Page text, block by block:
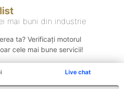
Live chat
mai buni din industrie
ta? Verificați motorul
cele mai bune servicii!